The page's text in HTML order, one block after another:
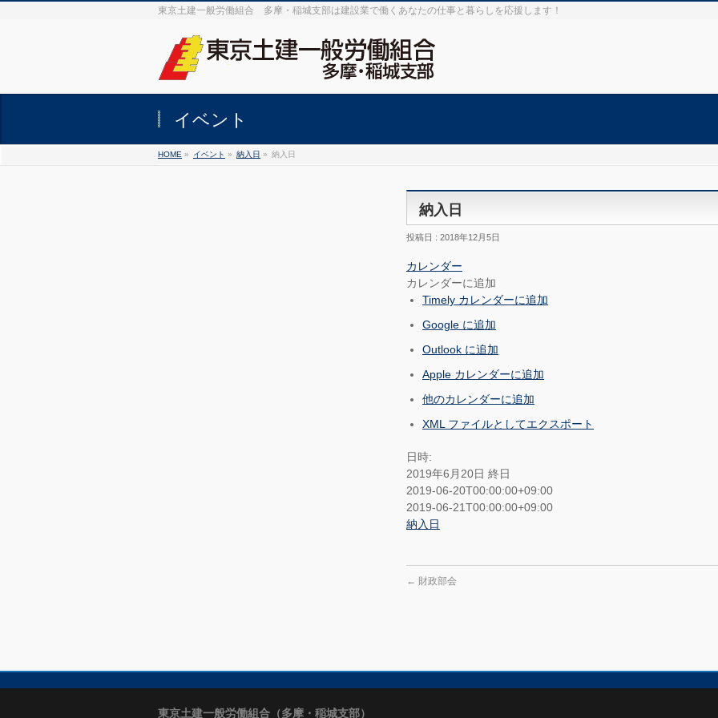
東京土建一般労働組合 多摩・稲城支部は建設業で働くあなたの仕事と暮らしを応援します！
イベント
HOME » イベント » 納入日 » 納入日
納入日
投稿日 : 2018年12月5日
カレンダー
カレンダーに追加
Timely カレンダーに追加
Google に追加
Outlook に追加
Apple カレンダーに追加
他のカレンダーに追加
XML ファイルとしてエクスポート
日時:
2019年6月20日 終日
2019-06-20T00:00:00+09:00
2019-06-21T00:00:00+09:00
納入日
← 財政部会
東京土建一般労働組合（多摩・稲城支部）